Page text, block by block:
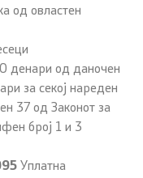
од овластен
денари од даночен
за секој нареден
37 од Законот за
број 1 и 3
Уплатна